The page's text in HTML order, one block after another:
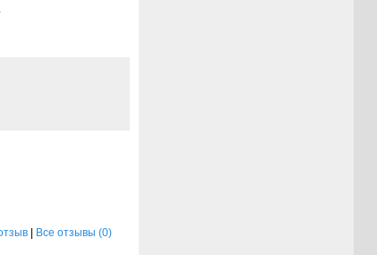
Все отзывы (0)